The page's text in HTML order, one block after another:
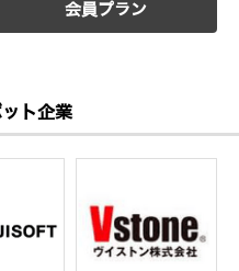
会員プラン
ト企業